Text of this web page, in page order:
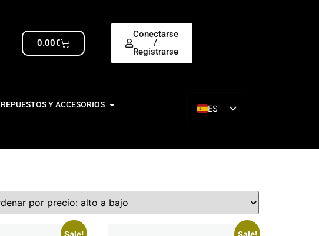
0.00€
Conectarse
/
Registrarse
REPUESTOS Y ACCESORIOS
ES